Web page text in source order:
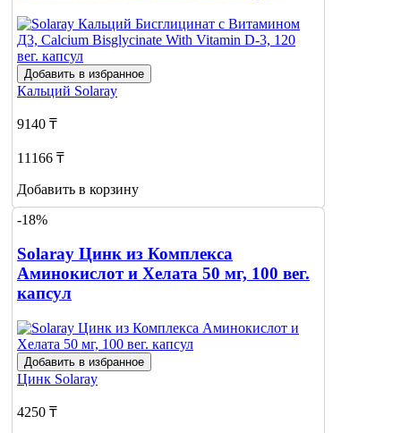
Добавить в избранное
Кальций Solaray
9140 ₸
11166 ₸
Добавить в корзину
-18%
Solaray Цинк из Комплекса
Аминокислот и Хелата 50 мг, 100 вег.
капсул
Добавить в избранное
Цинк Solaray
4250 ₸